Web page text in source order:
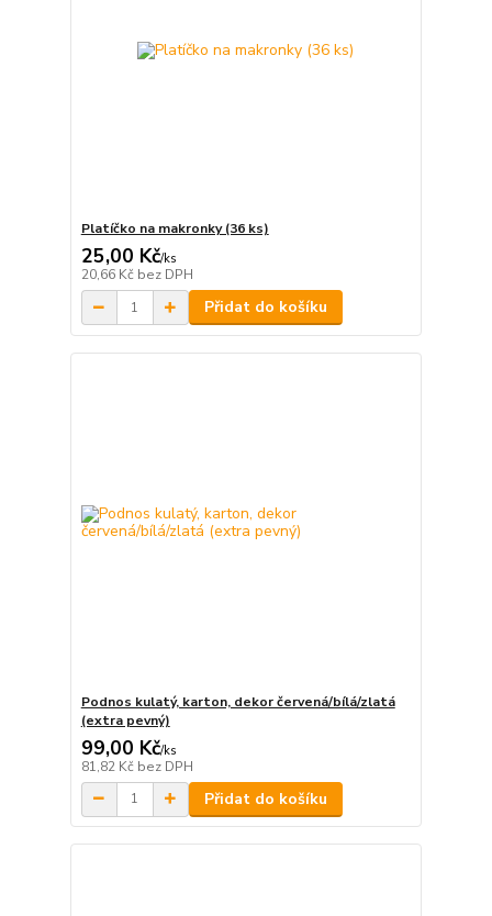
Platíčko na makronky (36 ks)
25,00 Kč/ks
20,66 Kč bez DPH
Přidat do košíku
Podnos kulatý, karton, dekor červená/bílá/zlatá
(extra pevný)
99,00 Kč/ks
81,82 Kč bez DPH
Přidat do košíku